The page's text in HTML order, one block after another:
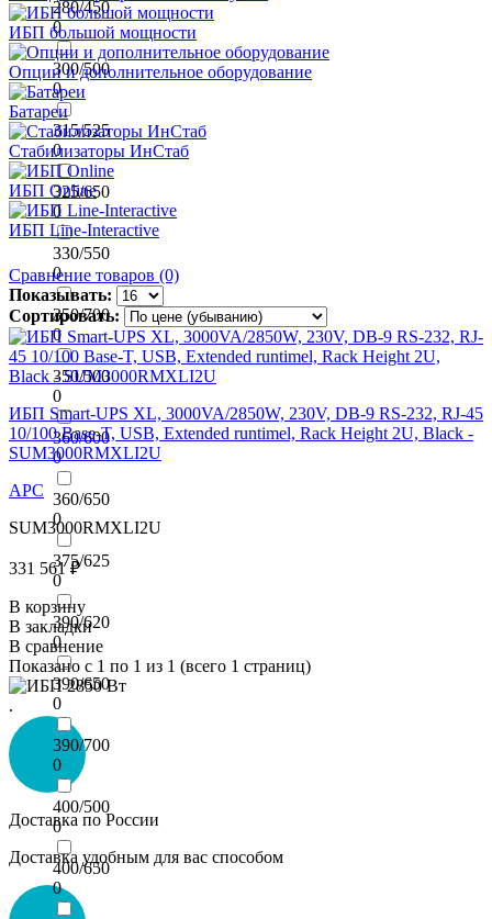
280/450
0
300/500
0
315/525
0
325/650
0
330/550
0
350/700
0
350/500
0
360/600
0
360/650
0
375/625
0
390/620
0
390/650
0
390/700
0
400/500
0
400/650
0
ИБП большой мощности
Опции и дополнительное оборудование
Батареи
Стабилизаторы ИнСтаб
ИБП Online
ИБП Line-Interactive
Сравнение товаров (0)
Показывать:
Сортировать:
ИБП Smart-UPS XL, 3000VA/2850W, 230V, DB-9 RS-232, RJ-45
10/100 Base-T, USB, Extended runtimel, Rack Height 2U, Black -
SUM3000RMXLI2U
APC
SUM3000RMXLI2U
331 561 ₽
В корзину
В закладки
В сравнение
Показано с 1 по 1 из 1 (всего 1 страниц)
.
Доставка по России
Доставка удобным для вас способом